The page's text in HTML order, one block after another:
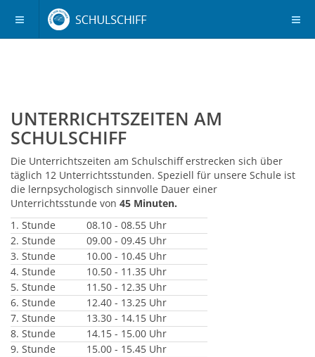
UNTERRICHTSZEITEN AM
SCHULSCHIFF
Die Unterrichtszeiten am Schulschiff erstrecken sich über
täglich 12 Unterrichtsstunden. Speziell für unsere Schule ist
die lernpsychologisch sinnvolle Dauer einer
Unterrichtsstunde von 45 Minuten.
1. Stunde
08.10 - 08.55 Uhr
2. Stunde
09.00 - 09.45 Uhr
3. Stunde
10.00 - 10.45 Uhr
4. Stunde
10.50 - 11.35 Uhr
5. Stunde
11.50 - 12.35 Uhr
6. Stunde
12.40 - 13.25 Uhr
7. Stunde
13.30 - 14.15 Uhr
8. Stunde
14.15 - 15.00 Uhr
9. Stunde
15.00 - 15.45 Uhr